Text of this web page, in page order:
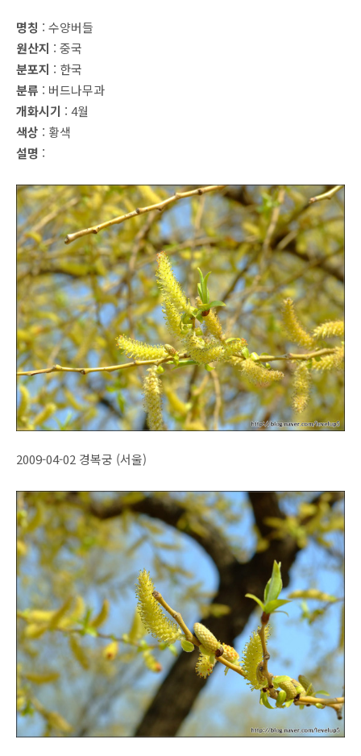
명칭 : 수양버들
원산지 : 중국
분포지 : 한국
분류 : 버드나무과
개화시기 : 4월
색상 : 황색
설명 :
2009-04-02 경복궁 (서울)